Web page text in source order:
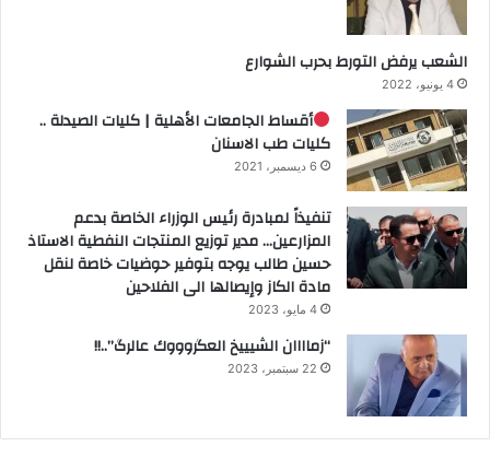
الشعب يرفض التورط بحرب الشوارع
4 يونيو، 2022
أقساط الجامعات الأهلية | كليات الصيدلة ..
كليات طب الاسنان
6 ديسمبر، 2021
تنفيذاً لمبادرة رئيس الوزراء الخاصة بدعم
المزارعين… مدير توزيع المنتجات النفطية الاستاذ
حسين طالب يوجه بتوفير حوضيات خاصة لنقل
مادة الكاز وإيصالها الى الفلاحين
4 مايو، 2023
“زماااان الشيييخ العگروووك عالرگ”..!!
22 سبتمبر، 2023